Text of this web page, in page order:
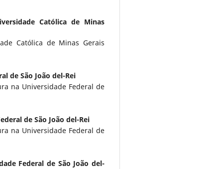
Católica de Minas
Católica de Minas Gerais
de São João del-Rei
na Universidade Federal de
de São João del-Rei
na Universidade Federal de
Federal de São João del-